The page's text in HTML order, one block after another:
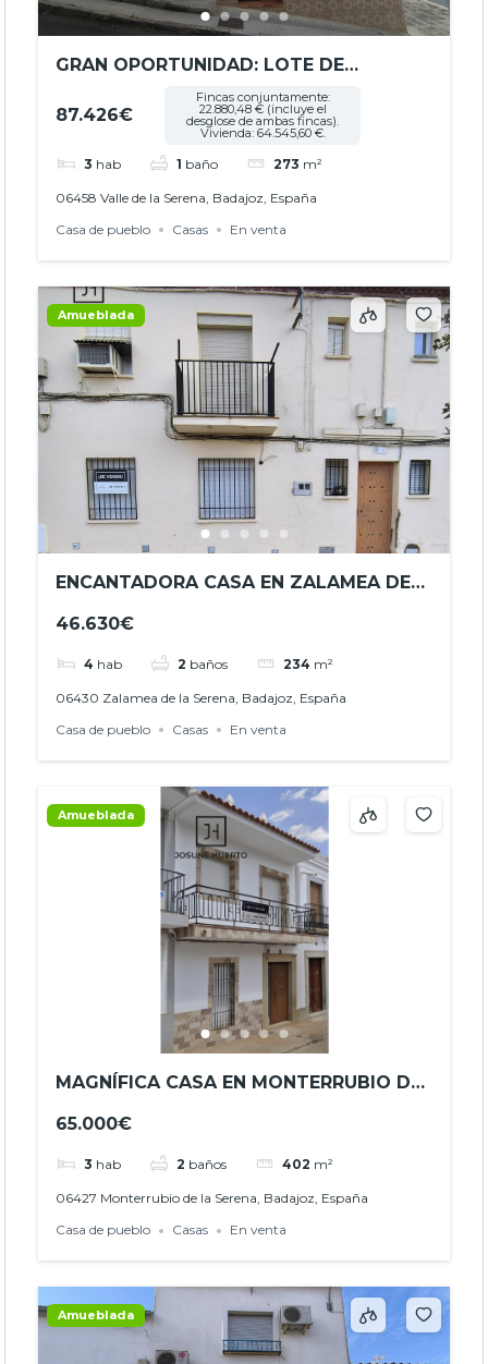
GRAN OPORTUNIDAD: LOTE DE
VIVIENDA CON AMPLIO TERRENO EN
VALLE DE LA SERENA, EXTREMADURA –
87.426€
Fincas conjuntamente:
22.880,48 € (incluye el
desglose de ambas fincas).
Vivienda: 64.545,60 €.
3 hab 1 baño 273 m²
06458 Valle de la Serena, Badajoz, España
Casa de pueblo
Casas En venta
Amueblada
ENCANTADORA CASA EN ZALAMEA DE
46.630€
4 hab 2 baños 234 m²
06430 Zalamea de la Serena, Badajoz, España
Casa de pueblo
Casas En venta
Amueblada
MAGNÍFICA CASA EN MONTERRUBIO DE
OPORTUNIDAD ÚNICA – REF. JHBA25074
65.000€
3 hab 2 baños 402 m²
06427 Monterrubio de la Serena, Badajoz, España
Casa de pueblo
Casas En venta
Amueblada